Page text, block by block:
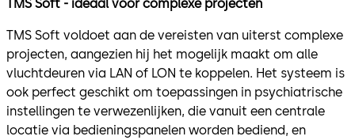
TMS Soft - ideaal voor complexe projecten
TMS Soft voldoet aan de vereisten van uiterst complexe
projecten, aangezien hij het mogelijk maakt om alle
vluchtdeuren via LAN of LON te koppelen. Het systeem is
ook perfect geschikt om toepassingen in psychiatrische
instellingen te verwezenlijken, die vanuit een centrale
locatie via bedieningspanelen worden bediend, en